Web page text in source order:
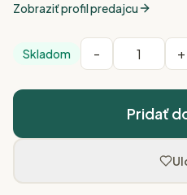
Zobraziť profil predajcu
Skladom -
Množstvo produktu
+
Pridať